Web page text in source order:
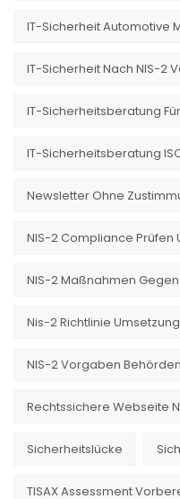
IT-Sicherheit Automotive
IT-Sicherheit Nach NIS-2
IT-Sicherheitsberatung
IT-Sicherheitsberatung
Newsletter Ohne
NIS-2 Compliance Prüfen
NIS-2 Maßnahmen
Nis-2 Richtlinie
NIS-2 Vorgaben
Rechtssichere Webseite
Sicherheitslücke
TISAX Assessment